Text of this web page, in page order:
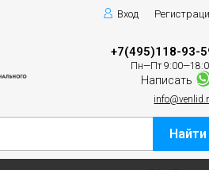
Вход
+7(495)118-93-
Пн—Пт
Написать
Найти